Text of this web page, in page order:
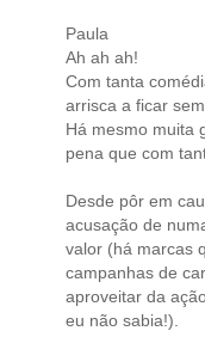
Paula
Ah ah ah!
Com tanta
arrisca a ficar
Há mesmo muita
pena que com
Desde pôr em
acusação de
valor (há marcas
campanhas de
aproveitar da
eu não sabia!).